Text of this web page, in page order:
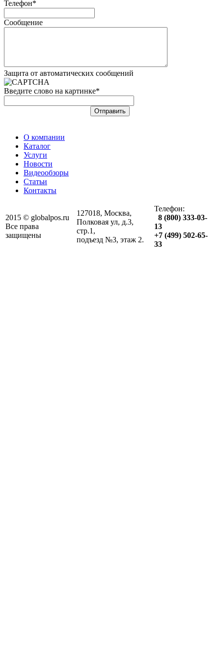
Телефон*
Сообщение
Защита от автоматических сообщений
Введите слово на картинке*
О компании
Каталог
Услуги
Новости
Видеообзоры
Статьи
Контакты
2015 © globalpos.ru
Все права
защищены
127018, Москва,
Полковая ул, д.3,
стр.1,
подъезд №3, этаж 2.
Телефон:
8 (800) 333-03-
13
+7 (499) 502-65-
33